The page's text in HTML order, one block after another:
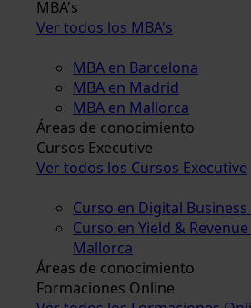
MBA's
Ver todos los MBA's
MBA en Barcelona
MBA en Madrid
MBA en Mallorca
Áreas de conocimiento
Cursos Executive
Ver todos los Cursos Executive
Curso en Digital
Curso en Yield &
Mallorca
Áreas de conocimiento
Formaciones Online